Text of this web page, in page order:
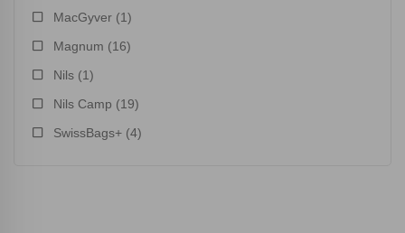
MacGyver (1)
Magnum (16)
Nils (1)
Nils Camp (19)
SwissBags+ (4)